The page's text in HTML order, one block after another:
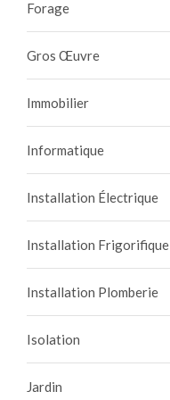
Forage
Gros Œuvre
Immobilier
Informatique
Installation Électrique
Installation Frigorifique
Installation Plomberie
Isolation
Jardin